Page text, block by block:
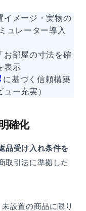
イメージ・実物の
ュレーター導入
お部屋の寸法を確
表示
に基づく信頼構築
ュー充実）
確化
品受け入れ条件を
取引法に準拠した
設置の商品に限り